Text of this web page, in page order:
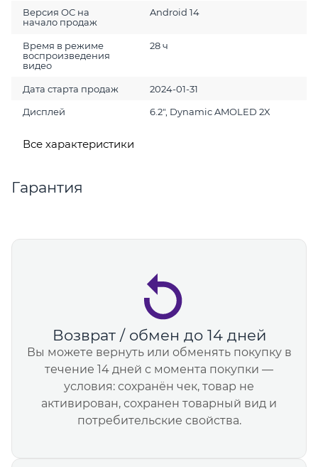
Версия ОС на
начало продаж
Android 14
Время в режиме
воспроизведения
видео
28 ч
Дата старта продаж 2024-01-31
Дисплей 6.2", Dynamic AMOLED 2X
Все характеристики
Гарантия
Возврат / обмен до 14 дней
Вы можете вернуть или обменять покупку в
течение 14 дней с момента покупки —
условия: сохранён чек, товар не
активирован, сохранен товарный вид и
потребительские свойства.